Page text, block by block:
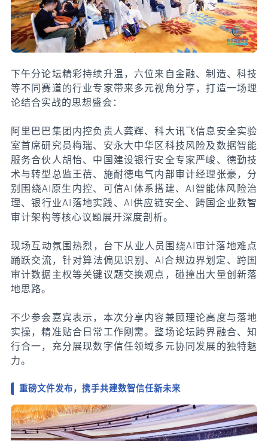
下午分论坛精彩持续升温，六位来自金融、制造、科技
等不同赛道的行业专家带来多元视角分享，打造一场理
论结合实战的思想盛会：
阿里巴巴集团内控负责人龚辉、科大讯飞信息安全实验
室首席研究员梅瑞、安永大中华区科技风险及数据智能
服务合伙人胡怡、中国建设银行安全专家严峻、德勤技
术与转型总监王蓓、施耐德电气内部审计经理张豪，分
别围绕AI原生内控、可信AI体系搭建、AI智能体风险治
理、银行业AI落地实践、AI供应链安全、跨国企业数智
审计架构等核心议题展开深度剖析。
现场互动氛围热烈，台下从业人员围绕AI审计落地难点
踊跃交流，针对算法偏见识别、AI合规边界划定、跨国
审计数据主权等关键议题交换观点，碰撞出大量创新落
地思路。
不少参会嘉宾表示，本次分享内容兼顾理论高度与落地
实操，精准贴合日常工作刚需。整场论坛跨界融合、知
行合一，充分展现数字信任领域多元协同发展的独特魅
力。
重磅文件发布，携手共建数智信任新未来